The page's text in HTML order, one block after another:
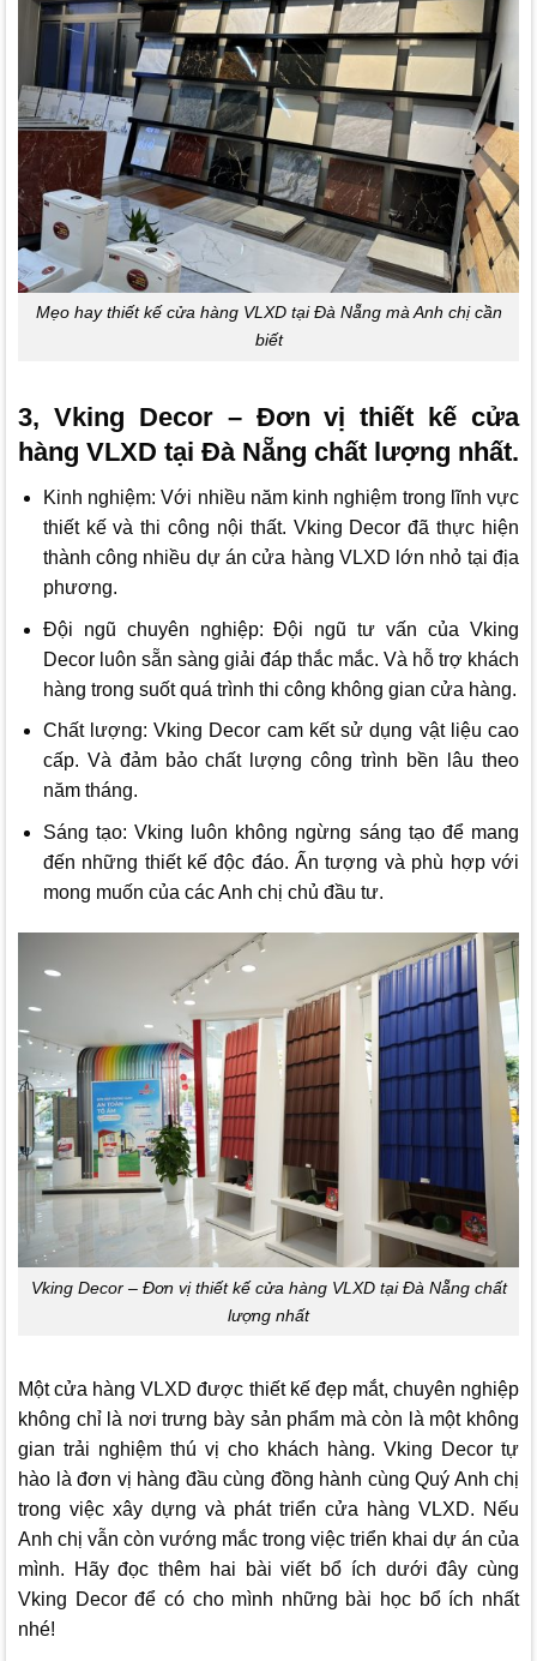
Mẹo hay thiết kế cửa hàng VLXD tại Đà Nẵng mà Anh chị cần
biết
3, Vking Decor – Đơn vị thiết kế cửa
hàng VLXD tại Đà Nẵng chất lượng nhất.
Kinh nghiệm: Với nhiều năm kinh nghiệm trong lĩnh vực
thiết kế và thi công nội thất. Vking Decor đã thực hiện
thành công nhiều dự án cửa hàng VLXD lớn nhỏ tại địa
phương.
Đội ngũ chuyên nghiệp: Đội ngũ tư vấn của Vking
Decorluôn sẵn sàng giải đáp thắc mắc. Và hỗ trợ khách
hàng trong suốt quá trình thi công không gian cửa hàng.
Chất lượng:Vking Decor cam kết sử dụng vật liệu cao
cấp. Và đảm bảo chất lượng công trình bền lâu theo
năm tháng.
Sáng tạo: Vking luôn không ngừng sáng tạo để mang
đến những thiết kế độc đáo. Ấn tượng và phù hợp với
mong muốn của các Anh chị chủ đầu tư.
Vking Decor – Đơn vị thiết kế cửa hàng VLXD tại Đà Nẵng chất
lượng nhất
Một cửa hàng VLXD được thiết kế đẹp mắt, chuyên nghiệp
không chỉ là nơi trưng bày sản phẩm mà còn là một không
gian trải nghiệm thú vị cho khách hàng. Vking Decor tự
hào là đơn vị hàng đầu cùng đồng hành cùng Quý Anh chị
trong việc xây dựng và phát triển cửa hàng VLXD. Nếu
Anh chị vẫn còn vướng mắc trong việc triển khai dự án của
mình. Hãy đọc thêm hai bài viết bổ ích dưới đây cùng
Vking Decorđể có cho mình những bài học bổ ích nhất
nhé!